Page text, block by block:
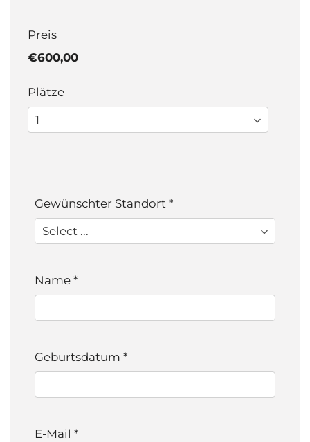
Preis
€600,00
Plätze
Gewünschter Standort *
Name *
Geburtsdatum *
E-Mail *